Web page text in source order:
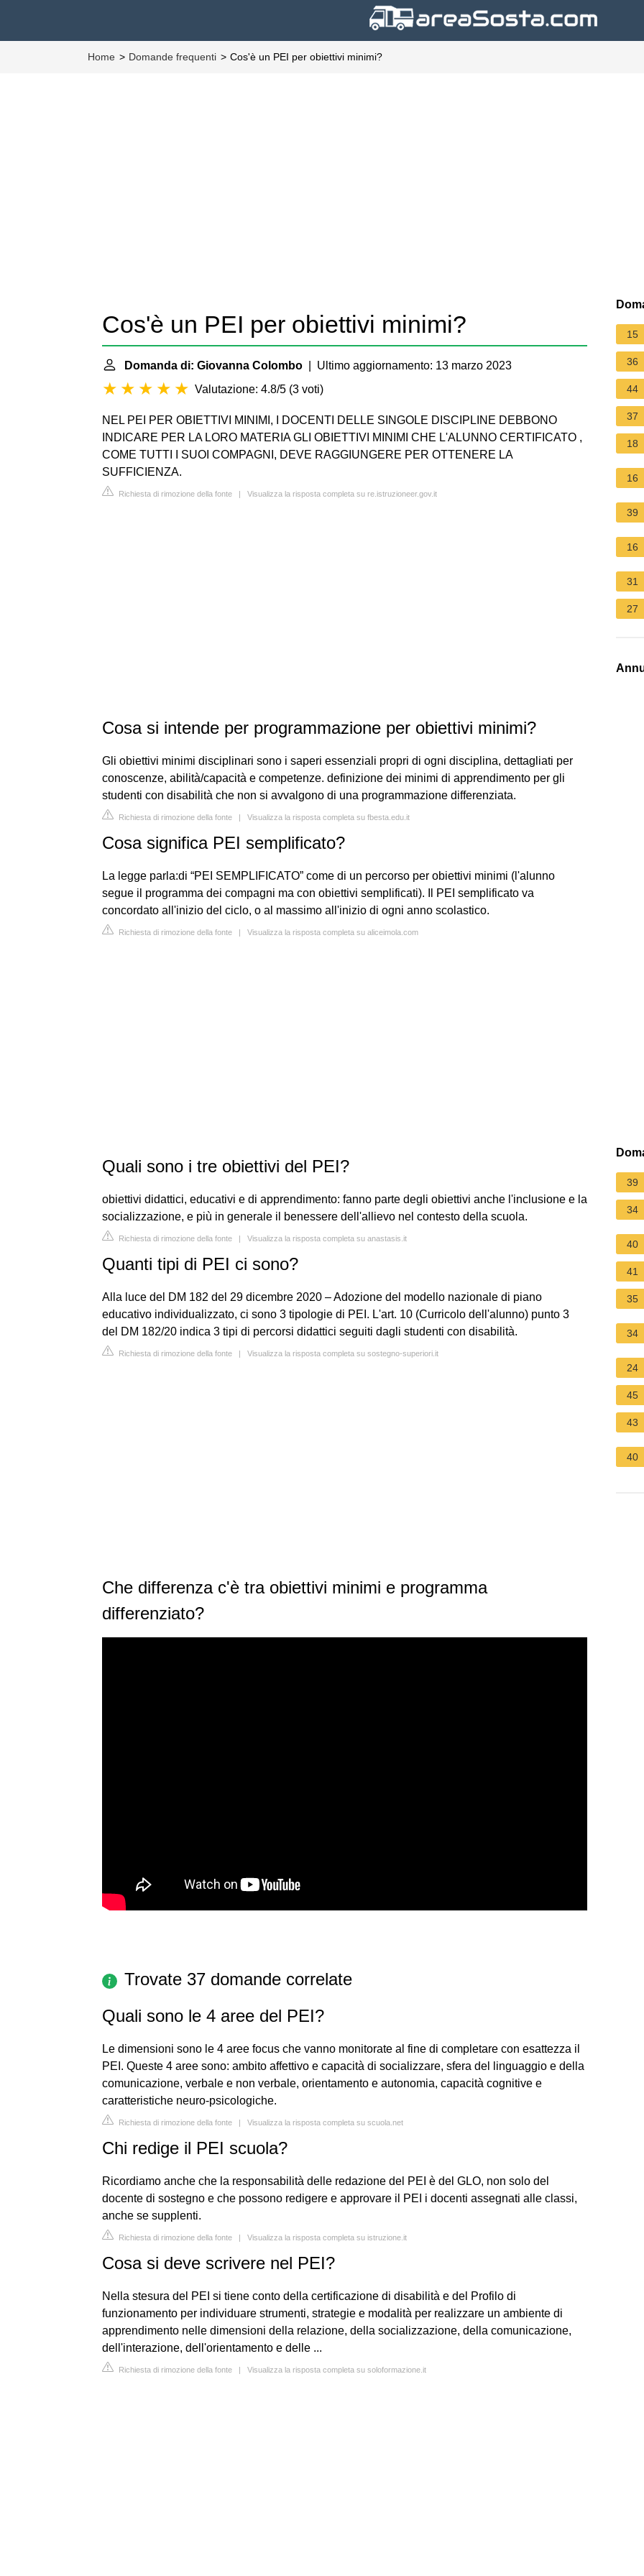
Home Domande frequenti Cos'è un PEI per obiettivi minimi?
Cos'è un PEI per obiettivi minimi?
Domanda di: Giovanna Colombo | Ultimo aggiornamento: 13 marzo 2023
Valutazione: 4.8/5 (3 voti)
NEL PEI PER OBIETTIVI MINIMI, I DOCENTI DELLE SINGOLE DISCIPLINE DEBBONO
INDICARE PER LA LORO MATERIA GLI OBIETTIVI MINIMI CHE L'ALUNNO CERTIFICATO ,
COME TUTTI I SUOI COMPAGNI, DEVE RAGGIUNGERE PER OTTENERE LA
SUFFICIENZA.
Richiesta di rimozione della fonte | Visualizza la risposta completa su re.istruzioneer.gov.it
Cosa si intende per programmazione per obiettivi minimi?
Gli obiettivi minimi disciplinari sono i saperi essenziali propri di ogni disciplina, dettagliati per
conoscenze, abilità/capacità e competenze. definizione dei minimi di apprendimento per gli
studenti con disabilità che non si avvalgono di una programmazione differenziata.
Richiesta di rimozione della fonte | Visualizza la risposta completa su fbesta.edu.it
Cosa significa PEI semplificato?
La legge parla:di “PEI SEMPLIFICATO” come di un percorso per obiettivi minimi (l'alunno
segue il programma dei compagni ma con obiettivi semplificati). Il PEI semplificato va
concordato all'inizio del ciclo, o al massimo all'inizio di ogni anno scolastico.
Richiesta di rimozione della fonte | Visualizza la risposta completa su aliceimola.com
Quali sono i tre obiettivi del PEI?
obiettivi didattici, educativi e di apprendimento: fanno parte degli obiettivi anche l'inclusione e la
socializzazione, e più in generale il benessere dell'allievo nel contesto della scuola.
Richiesta di rimozione della fonte | Visualizza la risposta completa su anastasis.it
Quanti tipi di PEI ci sono?
Alla luce del DM 182 del 29 dicembre 2020 – Adozione del modello nazionale di piano
educativo individualizzato, ci sono 3 tipologie di PEI. L'art. 10 (Curricolo dell'alunno) punto 3
del DM 182/20 indica 3 tipi di percorsi didattici seguiti dagli studenti con disabilità.
Richiesta di rimozione della fonte | Visualizza la risposta completa su sostegno-superiori.it
Che differenza c'è tra obiettivi minimi e programma
differenziato?
Trovate 37 domande correlate
Quali sono le 4 aree del PEI?
Le dimensioni sono le 4 aree focus che vanno monitorate al fine di completare con esattezza il
PEI. Queste 4 aree sono: ambito affettivo e capacità di socializzare, sfera del linguaggio e della
comunicazione, verbale e non verbale, orientamento e autonomia, capacità cognitive e
caratteristiche neuro-psicologiche.
Richiesta di rimozione della fonte | Visualizza la risposta completa su scuola.net
Chi redige il PEI scuola?
Ricordiamo anche che la responsabilità delle redazione del PEI è del GLO, non solo del
docente di sostegno e che possono redigere e approvare il PEI i docenti assegnati alle classi,
anche se supplenti.
Richiesta di rimozione della fonte | Visualizza la risposta completa su istruzione.it
Cosa si deve scrivere nel PEI?
Nella stesura del PEI si tiene conto della certificazione di disabilità e del Profilo di
funzionamento per individuare strumenti, strategie e modalità per realizzare un ambiente di
apprendimento nelle dimensioni della relazione, della socializzazione, della comunicazione,
dell'interazione, dell'orientamento e delle ...
Richiesta di rimozione della fonte | Visualizza la risposta completa su soloformazione.it
15
36
44
37
18
16
39
16
31
27
39
34
40
41
35
34
24
45
43
40